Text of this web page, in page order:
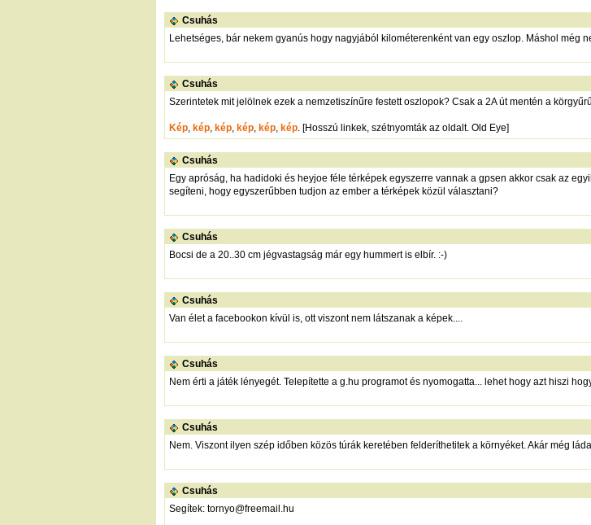
Csuhás
Lehetséges, bár nekem gyanús hogy nagyjából kilométerenként van egy oszlop. Máshol még
Csuhás
Szerintetek mit jelölnek ezek a nemzetiszínűre festett oszlopok? Csak a 2A út mentén a
Kép, kép, kép, kép, kép, kép. [Hosszú linkek, szétnyomták az oldalt. Old Eye]
Csuhás
Egy apróság, ha hadidoki és heyjoe féle térképek egyszerre vannak a gpsen akkor csak az
segíteni, hogy egyszerűbben tudjon az ember a térképek közül választani?
Csuhás
Bocsi de a 20..30 cm jégvastagság már egy hummert is elbír. :-)
Csuhás
Van élet a facebookon kívül is, ott viszont nem látszanak a képek....
Csuhás
Nem érti a játék lényegét. Telepítette a g.hu programot és nyomogatta... lehet hogy azt hiszi
Csuhás
Nem. Viszont ilyen szép időben közös túrák keretében felderíthetitek a környéket. Akár még
Csuhás
Segítek: tornyo@freemail.hu